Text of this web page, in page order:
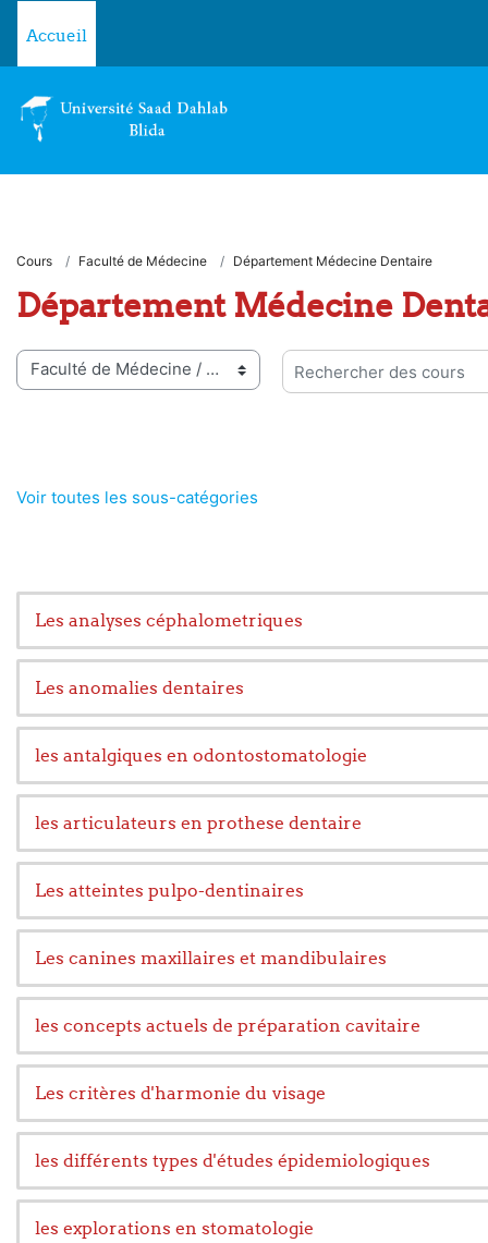
Accueil
Cours Faculté de Médecine Département Médecine Dentaire
Département Médecine
de cours
Rechercher des cours
Voir toutes les sous-catégories
Les analyses céphalometriques
Les anomalies dentaires
les antalgiques en odontostomatologie
les articulateurs en prothese dentaire
Les atteintes pulpo-dentinaires
Les canines maxillaires et mandibulaires
les concepts actuels de préparation cavitaire
Les critères d'harmonie du visage
les différents types d'études épidemiologiques
les explorations en stomatologie